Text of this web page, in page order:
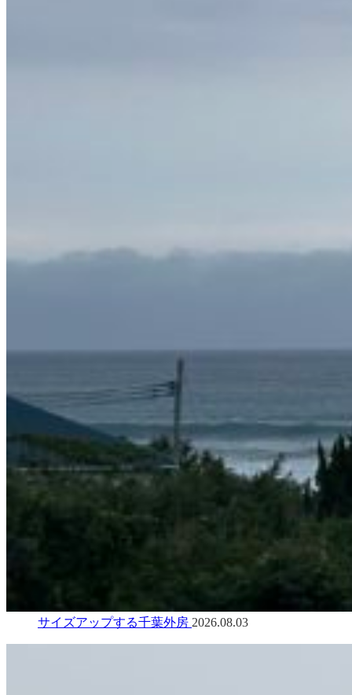
サイズアップする千葉外房 2026.08.03